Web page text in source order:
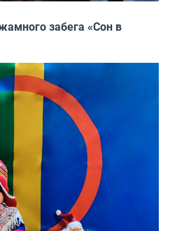
забега «Сон в